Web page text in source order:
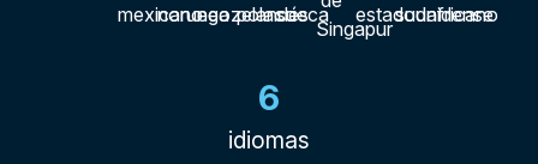
6
idiomas